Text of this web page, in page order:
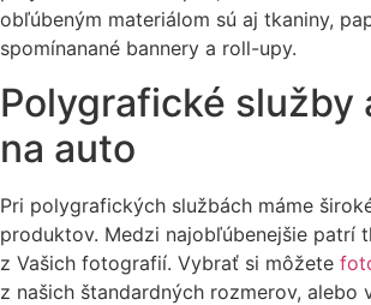
obľúbeným materiálom sú aj tkaniny,
spomínanané bannery a roll-upy.
Polygrafické služby
na auto
Pri polygrafických službách máme
produktov. Medzi najobľúbenejšie patrí
z Vašich fotografií. Vybrať si môžete
z našich štandardných rozmerov, alebo